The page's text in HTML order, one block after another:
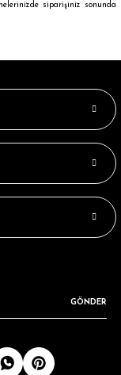
siparişiniz sonunda
GÖNDER